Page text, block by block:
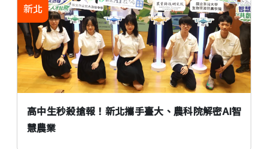
高中生秒殺搶報！新北攜手臺大、農科院解密AI智
慧農業
新北